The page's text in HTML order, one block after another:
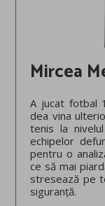
Mircea
A jucat fotbal
dea vina
tenis la
echipelor
pentru o
ce să mai
stresează pe
siguranță.